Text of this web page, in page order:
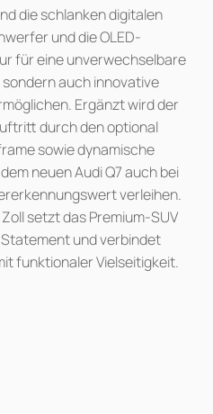
die schlanken digitalen
und die OLED-
für eine unverwechselbare
auch innovative
Ergänzt wird der
durch den optional
sowie dynamische
neuen Audi Q7 auch bei
verleihen.
setzt das Premium-SUV
und verbindet
funktionaler Vielseitigkeit.